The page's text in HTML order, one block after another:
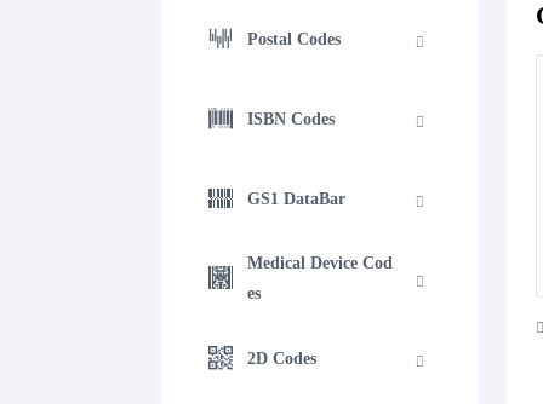
Postal Codes
ISBN Codes
GS1 DataBar
Medical Device Cod
es
2D Codes